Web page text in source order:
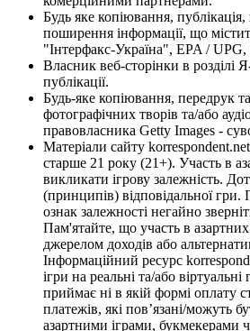
Будь яке копіювання,
поширення інформації, що
"Інтерфакс-Україна", EPA / UPG,
Власник веб-сторінки в розділі
публікації.
Будь-яке копіювання, передрук
фотографічних творів та/або
правовласника Getty Images -
Матеріали сайту
старше 21 року (21+). Участь в
викликати ігрову залежність.
(принципів) відповідальної
ознак залежності негайно
Пам'ятайте, що участь в
джерелом доходів або
Інформаційний ресурс
ігри на реальні та/або
приймає ні в якій формі оплату
платежів, які пов’язані/можуть
азартними іграми, букмекерами